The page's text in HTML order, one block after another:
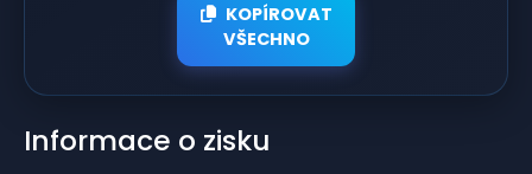
KOPÍROVAT
VŠECHNO
Informace o zisku